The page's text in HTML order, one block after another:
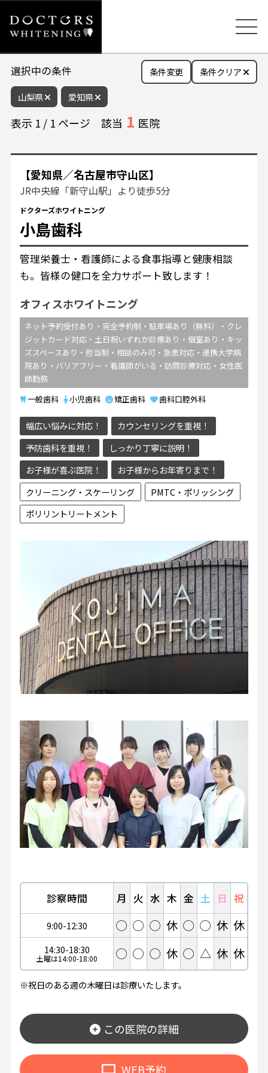
選択中の条件
山梨県 愛知県
条件変更 条件クリア
表示 1 / 1 ページ 該当 1 医院
【愛知県／名古屋市守山区】
JR中央線「新守山駅」より徒歩5分
ドクターズホワイトニング
小島歯科
管理栄養士・看護師による食事指導と健康相談
も。皆様の健口を全力サポート致します！
オフィスホワイトニング
ネット予約受付あり・完全予約制・駐車場あり（無料）・クレ
ジットカード対応・土日祝いずれか診療あり・個室あり・キッ
ズスペースあり・担当制・相談のみ可・急患対応・連携大学病
院あり・バリアフリー・看護師がいる・訪問診療対応・女性医
師勤務
一般歯科
小児歯科 矯正歯科 歯科口腔外科
幅広い悩みに対応！
カウンセリングを重視！
予防歯科を重視！
しっかり丁寧に説明！
お子様が喜ぶ医院！
お子様からお年寄りまで！
クリーニング・スケーリング
PMTC・ポリッシング
ポリリントリートメント
診察時間 月 火 水 木 金 土 日 祝
9:00-12:30 ◯ ◯ ◯ 休 ◯ ◯ 休 休
14:30-18:30
土曜は14:00-18:00 ◯ ◯ ◯ 休 ◯ △ 休 休
※祝日のある週の木曜日は診療いたします。
この医院の詳細
WEB予約